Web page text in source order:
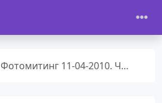
Фотомитинг 11-04-2010. Часть 2 «Модели»